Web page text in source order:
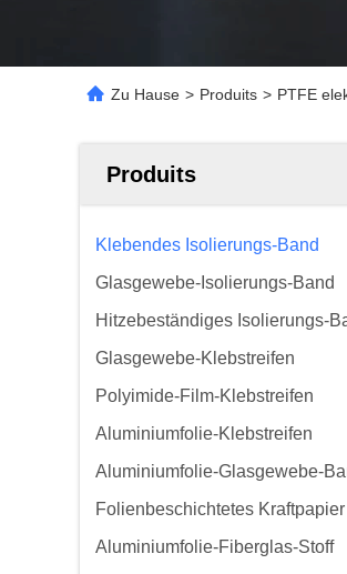
Zu Hause > Produits > PTFE
Produits
Klebendes Isolierungs-Band
Glasgewebe-Isolierungs-Band
Hitzebeständiges Isolierungs-
Glasgewebe-Klebstreifen
Polyimide-Film-Klebstreifen
Aluminiumfolie-Klebstreifen
Aluminiumfolie-Glasgewebe-
Folienbeschichtetes Kraftpapier
Aluminiumfolie-Fiberglas-Stoff